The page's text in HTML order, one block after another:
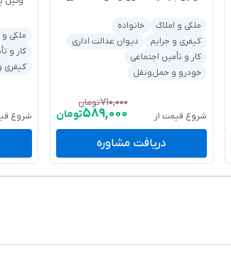
ملکی و املاک
خانواده
کیفری و جرایم
دیوان عدالت اداری
کار و تأمین اجتماعی
خودرو و حمل‌ونقل
شروع قیمت از
۷۱۰,۰۰۰تومان
۵۸۹,۰۰۰تومان
دریافت مشاوره
ملکی و
کار و
کیفری
شروع